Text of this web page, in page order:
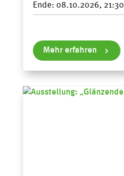
Ende: 08.10.2026, 21:30
Mehr erfahren